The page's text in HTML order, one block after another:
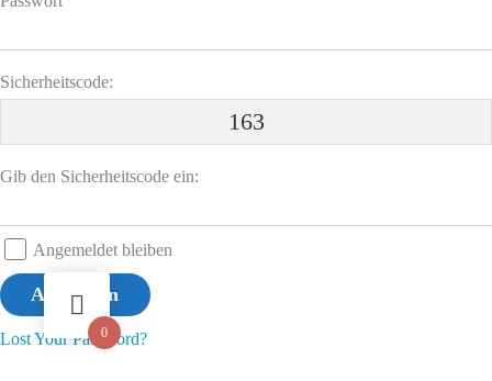
0
Sicherheitscode:
163
Gib den Sicherheitscode ein:
Angemeldet bleiben
Lost Your Password?